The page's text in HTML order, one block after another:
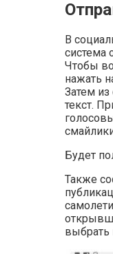
В
система
Чтобы
нажать
Затем из
текст.
Будет
Также
выбрать